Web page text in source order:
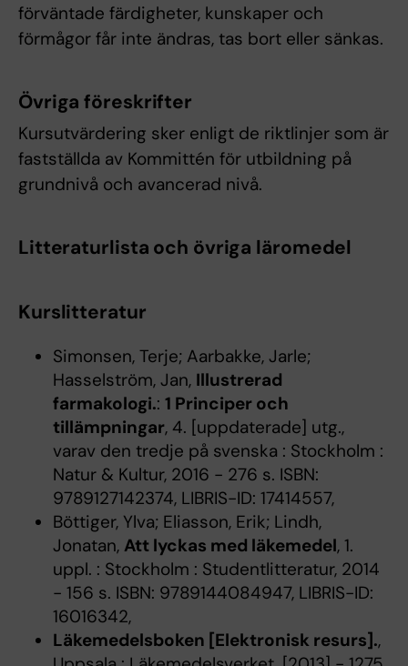
förväntade färdigheter, kunskaper och
förmågor får inte ändras, tas bort eller sänkas.
Övriga föreskrifter
Kursutvärdering sker enligt de riktlinjer som är
fastställda av Kommittén för utbildning på
grundnivå och avancerad nivå.
Litteraturlista och övriga läromedel
Kurslitteratur
Simonsen, Terje; Aarbakke, Jarle;
Hasselström, Jan, Illustrerad
farmakologi.: 1 Principer och
tillämpningar, 4. [uppdaterade] utg.,
varav den tredje på svenska : Stockholm :
Natur & Kultur, 2016 - 276 s. ISBN:
9789127142374, LIBRIS-ID: 17414557,
Böttiger, Ylva; Eliasson, Erik; Lindh,
Jonatan, Att lyckas med läkemedel, 1.
uppl. : Stockholm : Studentlitteratur, 2014
- 156 s. ISBN: 9789144084947, LIBRIS-ID:
16016342,
Läkemedelsboken [Elektronisk resurs].,